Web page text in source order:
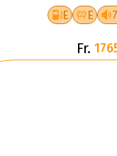
E E
Fr.